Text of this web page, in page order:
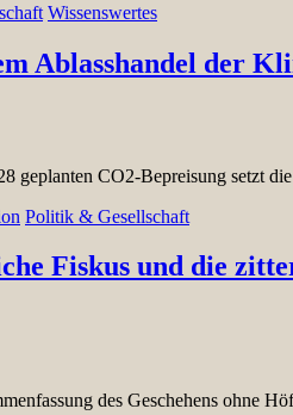
Wissenswertes
Ablasshandel der
geplanten CO2-Bepreisung setzt
Politik & Gesellschaft
Fiskus und die
des Geschehens ohne